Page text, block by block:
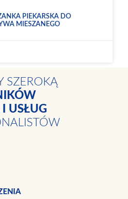
PIEKARSKA DO
MIESZANEGO
SZEROKĄ
USŁUG